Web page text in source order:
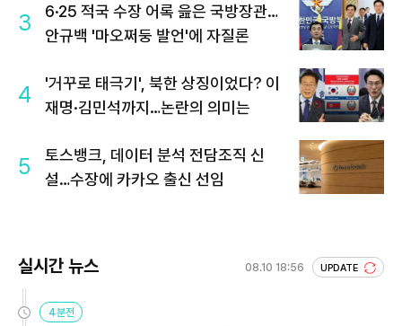
3
6·25 적국 수장 어록 읊은 국방장관…
안규백 '마오쩌둥 발언'에 자질론
4
'거꾸로 태극기', 북한 상징이었다? 이
재명·김민석까지…논란의 의미는
5
토스뱅크, 데이터 분석 전담조직 신
설…수장에 카카오 출신 선임
실시간 뉴스 08.10 18:56 UPDATE
4분전